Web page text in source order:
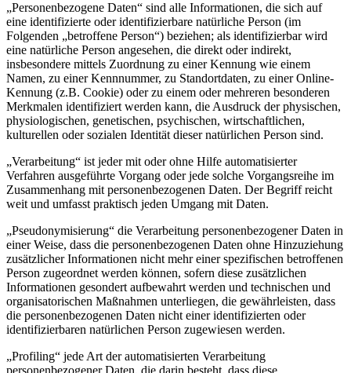
„Personenbezogene Daten“ sind alle Informationen, die sich auf
eine identifizierte oder identifizierbare natürliche Person (im
Folgenden „betroffene Person“) beziehen; als identifizierbar wird
eine natürliche Person angesehen, die direkt oder indirekt,
insbesondere mittels Zuordnung zu einer Kennung wie einem
Namen, zu einer Kennnummer, zu Standortdaten, zu einer Online-
Kennung (z.B. Cookie) oder zu einem oder mehreren besonderen
Merkmalen identifiziert werden kann, die Ausdruck der physischen,
physiologischen, genetischen, psychischen, wirtschaftlichen,
kulturellen oder sozialen Identität dieser natürlichen Person sind.
„Verarbeitung“ ist jeder mit oder ohne Hilfe automatisierter
Verfahren ausgeführte Vorgang oder jede solche Vorgangsreihe im
Zusammenhang mit personenbezogenen Daten. Der Begriff reicht
weit und umfasst praktisch jeden Umgang mit Daten.
„Pseudonymisierung“ die Verarbeitung personenbezogener Daten in
einer Weise, dass die personenbezogenen Daten ohne Hinzuziehung
zusätzlicher Informationen nicht mehr einer spezifischen betroffenen
Person zugeordnet werden können, sofern diese zusätzlichen
Informationen gesondert aufbewahrt werden und technischen und
organisatorischen Maßnahmen unterliegen, die gewährleisten, dass
die personenbezogenen Daten nicht einer identifizierten oder
identifizierbaren natürlichen Person zugewiesen werden.
„Profiling“ jede Art der automatisierten Verarbeitung
personenbezogener Daten, die darin besteht, dass diese